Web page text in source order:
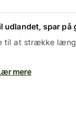
udlandet, spar på
til at strække
mere